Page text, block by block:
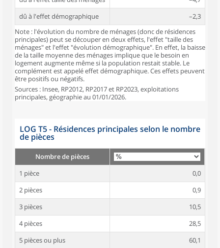
dû à l'effet démographique
–2,3
Note : l'évolution du nombre de ménages (donc de résidences
principales) peut se découper en deux effets, l'effet "taille des
ménages" et l'effet "évolution démographique". En effet, la baisse
de la taille moyenne des ménages implique que le besoin en
logement augmente même si la population restait stable. Le
complément est appelé effet démographique. Ces effets peuvent
être positifs ou négatifs.
Sources : Insee, RP2012, RP2017 et RP2023, exploitations
principales, géographie au 01/01/2026.
LOG T5 - Résidences principales selon le nombre
de pièces
Nombre de pièces
1 pièce
0,0
2 pièces
0,9
3 pièces
10,5
4 pièces
28,5
5 pièces ou plus
60,1